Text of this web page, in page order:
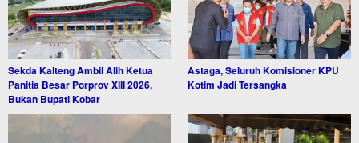
Sekda Kalteng Ambil Alih Ketua
Panitia Besar Porprov XIII 2026,
Bukan Bupati Kobar
Astaga, Seluruh Komisioner KPU
Kotim Jadi Tersangka